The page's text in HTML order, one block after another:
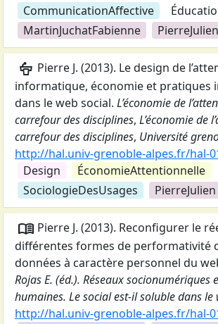
CommunicationAffective
MartinJuchatFabienne
PierreJulien
podium Pierre J. (2013). Le design de
informatique, économie et pratiques
dans le web social. L’économie de
carrefour des disciplines, L’économie de
carrefour des disciplines, Université
http://hal.univ-grenoble-alpes.fr/hal-
Design
ÉconomieAttentionnelle
SociologieDesUsages
PierreJulien
menu_book Pierre J. (2013). Reconfigurer le
différentes formes de performativité
données à caractère personnel du
Rojas E. (éd.). Réseaux socionumériques
humaines. Le social est-il soluble dans le
http://hal.univ-grenoble-alpes.fr/hal-